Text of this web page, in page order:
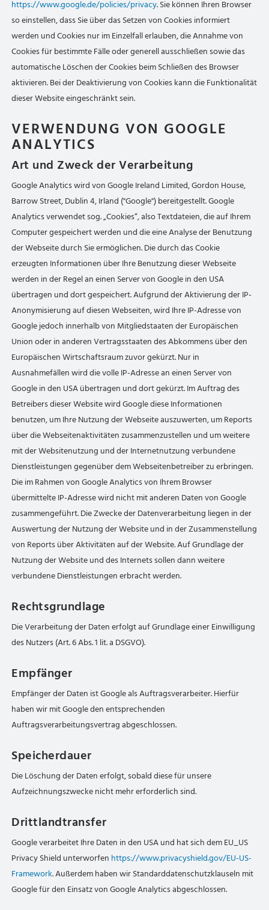
https://www.google.de/policies/privacy. Sie können Ihren Browser
so einstellen, dass Sie über das Setzen von Cookies informiert
werden und Cookies nur im Einzelfall erlauben, die Annahme von
Cookies für bestimmte Fälle oder generell ausschließen sowie das
automatische Löschen der Cookies beim Schließen des Browser
aktivieren. Bei der Deaktivierung von Cookies kann die Funktionalität
dieser Website eingeschränkt sein.
VERWENDUNG VON GOOGLE
ANALYTICS
Art und Zweck der Verarbeitung
Google Analytics wird von Google Ireland Limited, Gordon House,
Barrow Street, Dublin 4, Irland ("Google") bereitgestellt. Google
Analytics verwendet sog. „Cookies“, also Textdateien, die auf Ihrem
Computer gespeichert werden und die eine Analyse der Benutzung
der Webseite durch Sie ermöglichen. Die durch das Cookie
erzeugten Informationen über Ihre Benutzung dieser Webseite
werden in der Regel an einen Server von Google in den USA
übertragen und dort gespeichert. Aufgrund der Aktivierung der IP-
Anonymisierung auf diesen Webseiten, wird Ihre IP-Adresse von
Google jedoch innerhalb von Mitgliedstaaten der Europäischen
Union oder in anderen Vertragsstaaten des Abkommens über den
Europäischen Wirtschaftsraum zuvor gekürzt. Nur in
Ausnahmefällen wird die volle IP-Adresse an einen Server von
Google in den USA übertragen und dort gekürzt. Im Auftrag des
Betreibers dieser Website wird Google diese Informationen
benutzen, um Ihre Nutzung der Webseite auszuwerten, um Reports
über die Webseitenaktivitäten zusammenzustellen und um weitere
mit der Websitenutzung und der Internetnutzung verbundene
Dienstleistungen gegenüber dem Webseitenbetreiber zu erbringen.
Die im Rahmen von Google Analytics von Ihrem Browser
übermittelte IP-Adresse wird nicht mit anderen Daten von Google
zusammengeführt. Die Zwecke der Datenverarbeitung liegen in der
Auswertung der Nutzung der Website und in der Zusammenstellung
von Reports über Aktivitäten auf der Website. Auf Grundlage der
Nutzung der Website und des Internets sollen dann weitere
verbundene Dienstleistungen erbracht werden.
Rechtsgrundlage
Die Verarbeitung der Daten erfolgt auf Grundlage einer Einwilligung
des Nutzers (Art. 6 Abs. 1 lit. a DSGVO).
Empfänger
Empfänger der Daten ist Google als Auftragsverarbeiter. Hierfür
haben wir mit Google den entsprechenden
Auftragsverarbeitungsvertrag abgeschlossen.
Speicherdauer
Die Löschung der Daten erfolgt, sobald diese für unsere
Aufzeichnungszwecke nicht mehr erforderlich sind.
Drittlandtransfer
Google verarbeitet Ihre Daten in den USA und hat sich dem EU_US
Privacy Shield unterworfen https://www.privacyshield.gov/EU-US-
Framework. Außerdem haben wir Standarddatenschutzklauseln mit
Google für den Einsatz von Google Analytics abgeschlossen.